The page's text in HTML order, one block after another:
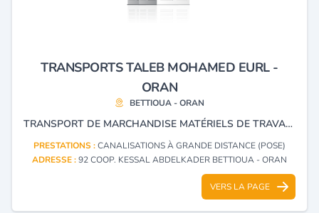
TRANSPORTS TALEB MOHAMED EURL -
ORAN
BETTIOUA - ORAN
TRANSPORT DE MARCHANDISE MATÉRIELS DE TRAVAUX PUBLICS ET D'IRRIGATION TERRASSEMENT DE TRAVAUX RURAUX POSE DE CANALISATION LOCATION D'ENGIN ENTREPRISE DE NETTOYAGE
PRESTATIONS :CANALISATIONS À GRANDE DISTANCE (POSE)
ADRESSE :92 COOP. KESSAL ABDELKADER BETTIOUA - ORAN
VERS LA PAGE